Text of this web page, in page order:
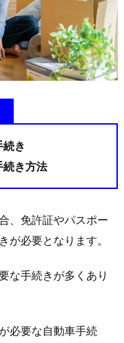
き
続き方法
、免許証やパスポー
が必要となります。
な手続きが多くあり
必要な自動車手続